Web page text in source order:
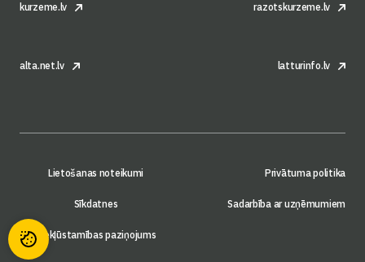
kurzeme.lv razotskurzeme.lv
alta.net.lv latturinfo.lv
Lietošanas noteikumi Privātuma politika
Sīkdatnes Sadarbība ar uzņēmumiem
Piekļūstamības paziņojums